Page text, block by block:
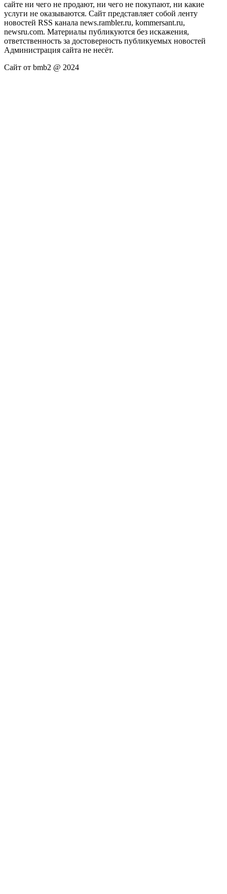
сайте ни чего не продают, ни чего не покупают, ни какие
услуги не оказываются. Сайт представляет собой ленту
новостей RSS канала news.rambler.ru, kommersant.ru,
newsru.com. Материалы публикуются без искажения,
ответственность за достоверность публикуемых новостей
Администрация сайта не несёт.
Сайт от bmb2 @ 2024